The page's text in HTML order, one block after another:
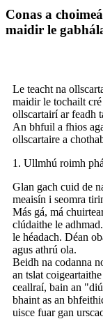
Conas a
maidir le
Le teacht na
maidir le tochailt
ollscartairí ar feadh
An bhfuil a fhios
ollscartaire a
1. Ullmhú roimh
Glan gach cuid de
meaisín i seomra
Más gá, má
clúdaithe le
le héadach. Déan
agus athrú ola.
Beidh na codanna
an tslat
ceallraí, bain an
bhaint as an
uisce fuar gan